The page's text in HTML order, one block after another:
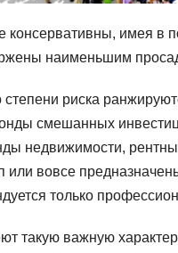
имея в
наименьшим
риска
смешанных
недвижимости,
или вовсе
только
такую важную